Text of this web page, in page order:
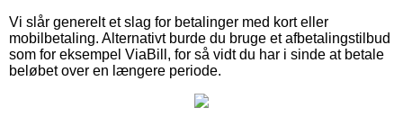
Vi slår generelt et slag for betalinger med kort eller
mobilbetaling. Alternativt burde du bruge et afbetalingstilbud
som for eksempel ViaBill, for så vidt du har i sinde at betale
beløbet over en længere periode.